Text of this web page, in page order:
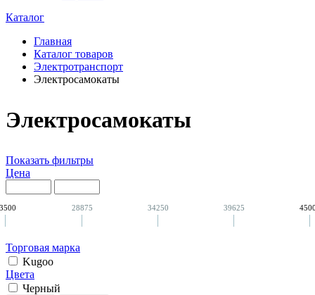
Каталог
Главная
Каталог товаров
Электротранспорт
Электросамокаты
Электросамокаты
Показать фильтры
Цена
28875 34250 39625
Торговая марка
Kugoo
Цвета
Черный